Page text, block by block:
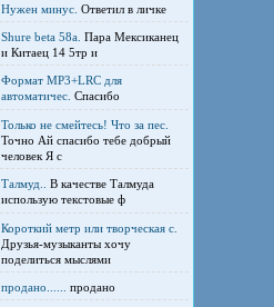
Нужен минус. Ответил в личке
Shure beta 58а. Пара Мексиканец
и Китаец 14 5тр и
Формат MP3+LRC для
автоматичес. Спасибо
Только не смейтесь! Что за пес.
Точно Ай спасибо тебе добрый
человек Я с
Талмуд..
В качестве Талмуда
использую текстовые ф
Короткий метр или творческая с.
Друзья-музыканты хочу
поделиться мыслями
продано...... продано